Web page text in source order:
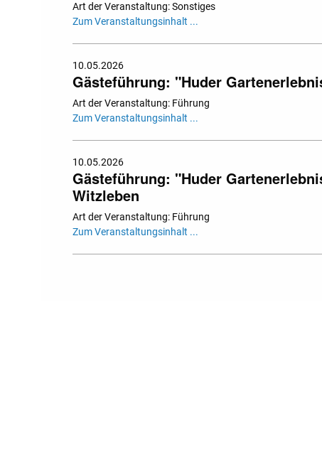
Art der Veranstaltung: Sonstiges
Zum Veranstaltungsinhalt ...
10.05.2026
Gästeführung: "Huder
Art der Veranstaltung: Führung
Zum Veranstaltungsinhalt ...
10.05.2026
Gästeführung: "Huder
Witzleben
Art der Veranstaltung: Führung
Zum Veranstaltungsinhalt ...